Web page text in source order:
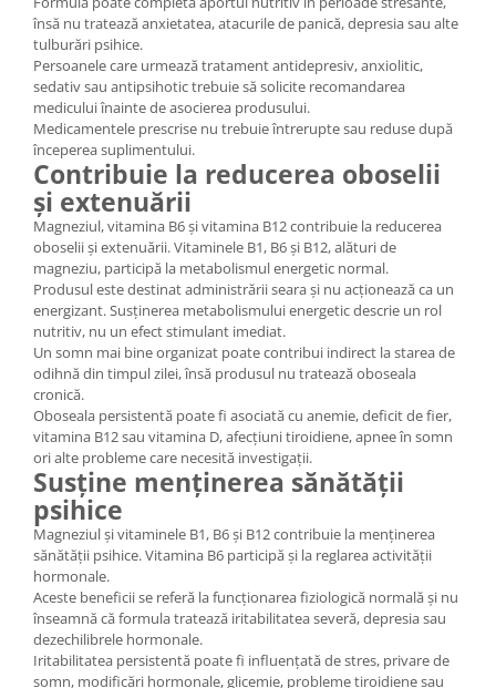
însă nu tratează anxietatea, atacurile de panică, depresia sau alte
tulburări psihice.
Persoanele care urmează tratament antidepresiv, anxiolitic,
sedativ sau antipsihotic trebuie să solicite recomandarea
medicului înainte de asocierea produsului.
Medicamentele prescrise nu trebuie întrerupte sau reduse după
începerea suplimentului.
Contribuie la reducerea oboselii
și extenuării
Magneziul, vitamina B6 și vitamina B12 contribuie la reducerea
oboselii și extenuării. Vitaminele B1, B6 și B12, alături de
magneziu, participă la metabolismul energetic normal.
Produsul este destinat administrării seara și nu acționează ca un
energizant. Susținerea metabolismului energetic descrie un rol
nutritiv, nu un efect stimulant imediat.
Un somn mai bine organizat poate contribui indirect la starea de
odihnă din timpul zilei, însă produsul nu tratează oboseala
cronică.
Oboseala persistentă poate fi asociată cu anemie, deficit de fier,
vitamina B12 sau vitamina D, afecțiuni tiroidiene, apnee în somn
ori alte probleme care necesită investigații.
Susține menținerea sănătății
psihice
Magneziul și vitaminele B1, B6 și B12 contribuie la menținerea
sănătății psihice. Vitamina B6 participă și la reglarea activității
hormonale.
Aceste beneficii se referă la funcționarea fiziologică normală și nu
înseamnă că formula tratează iritabilitatea severă, depresia sau
dezechilibrele hormonale.
Iritabilitatea persistentă poate fi influențată de stres, privare de
somn, modificări hormonale, glicemie, probleme tiroidiene sau